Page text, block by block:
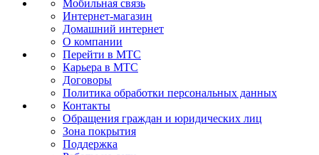
Мобильная связь
Интернет-магазин
Домашний интернет
О компании
Перейти в МТС
Карьера в МТС
Договоры
Политика обработки персональных данных
Контакты
Обращения граждан и юридических лиц
Зона покрытия
Поддержка